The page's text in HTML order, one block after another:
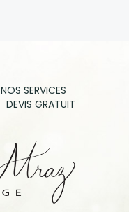
NOS SERVICES
DEVIS GRATUIT